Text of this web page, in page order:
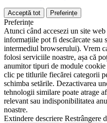
Acceptă tot Preferințe
Preferințe
Atunci când accesezi un site
informațiile pot fi descărcate sau
intermediul browserului). Vrem
folosi serviciile noastre, așa că
anumitor tipuri de module
clic pe titlurile fiecărei categorii
schimba setările. Dezactivarea
tehnologii similare poate atrage
relevant sau indisponibilitatea
noastre.
Extindere descriere Restrângere